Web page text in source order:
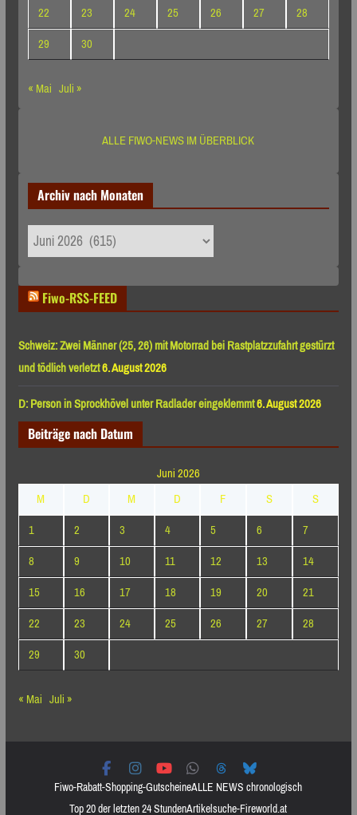
22
23 24 25 26 27
28
29
30
« Mai Juli »
ALLE FIWO-NEWS IM ÜBERBLICK
Archiv nach Monaten
Archiv
nach
Fiwo-RSS-FEED
Schweiz: Zwei Männer (25, 26) mit Motorrad bei Rastplatzzufahrt gestürzt
und tödlich verletzt6. August 2026
D: Person in Sprockhövel unter Radlader eingeklemmt6. August 2026
Beiträge nach Datum
Juni 2026
M
D M D F S
S
1
2 3 4 5 6
7
8
9 10 11 12 13
14
15
16 17 18 19 20
21
22
23 24 25 26 27
28
29
30
« Mai Juli »
Fiwo-Rabatt-Shopping-GutscheineALLE NEWS chronologisch
Top 20 der letzten 24 StundenArtikelsuche-Fireworld.at